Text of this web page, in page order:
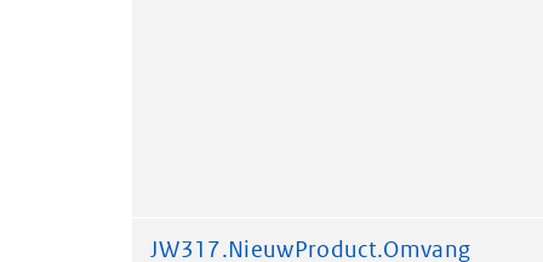
JW317.NieuwProduct.Omvang